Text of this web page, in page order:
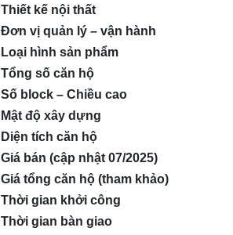
Thiết kế nội thất
Đơn vị quản lý – vận hành
Loại hình sản phẩm
Tổng số căn hộ
Số block – Chiều cao
Mật độ xây dựng
Diện tích căn hộ
Giá bán (cập nhật 07/2025)
Giá tổng căn hộ (tham khảo)
Thời gian khởi công
Thời gian bàn giao